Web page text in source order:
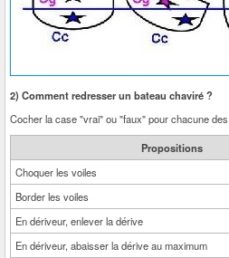
2) Comment redresser un bateau chaviré ?
Cocher la case "vrai" ou "faux" pour chacune
Propositions
Choquer les voiles
Border les voiles
En dériveur, enlever la dérive
En dériveur, abaisser la dérive au maximum